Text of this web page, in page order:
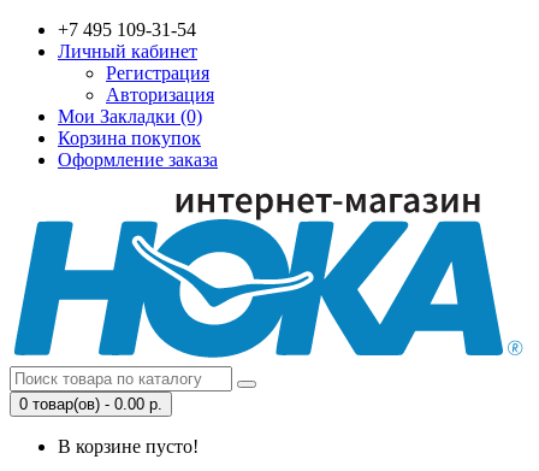
+7 495 109-31-54
Личный кабинет
Регистрация
Авторизация
Мои Закладки (0)
Корзина покупок
Оформление заказа
0 товар(ов) - 0.00 р.
В корзине пусто!